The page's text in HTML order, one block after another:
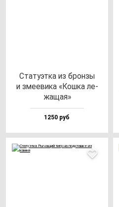
Ста­ту­эт­ка из брон­зы
и зме­еви­ка «Кош­ка ле­
жа­щая»
1250 руб